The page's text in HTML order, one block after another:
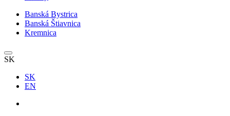
Banská Bystrica
Banská Štiavnica
Kremnica
SK
SK
EN